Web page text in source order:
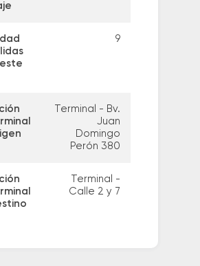
9
Terminal - Bv.
Juan
Domingo
Perón 380
Terminal -
Calle 2 y 7